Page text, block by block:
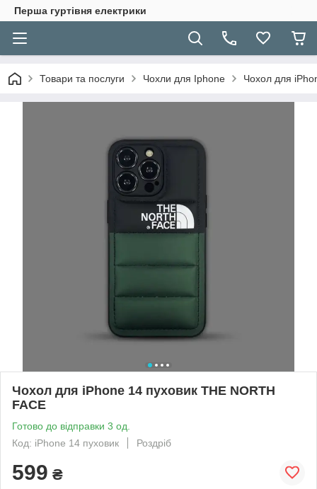
Перша гуртівня електрики
Товари та послуги Чохли для Iphone Чохол для
Чохол для iPhone 14 пуховик THE NORTH
FACE
Готово до відправки 3 од.
Код: iPhone 14 пуховик
Роздріб
599 ₴